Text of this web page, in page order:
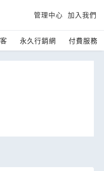
管理中心 加入我們
永久行銷網 付費服務